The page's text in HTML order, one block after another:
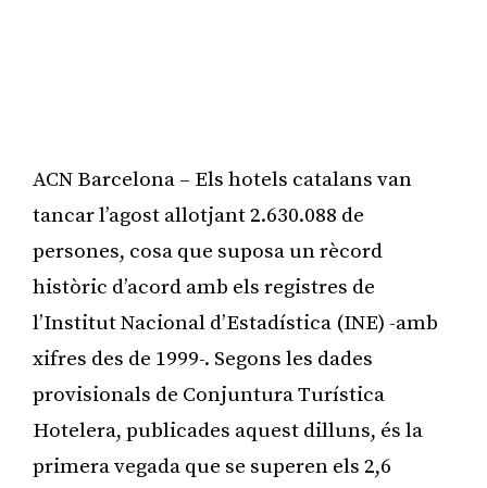
ACN Barcelona – Els hotels catalans van
tancar l’agost allotjant 2.630.088 de
persones, cosa que suposa un rècord
històric d’acord amb els registres de
l’Institut Nacional d’Estadística (INE) -amb
xifres des de 1999-. Segons les dades
provisionals de Conjuntura Turística
Hotelera, publicades aquest dilluns, és la
primera vegada que se superen els 2,6